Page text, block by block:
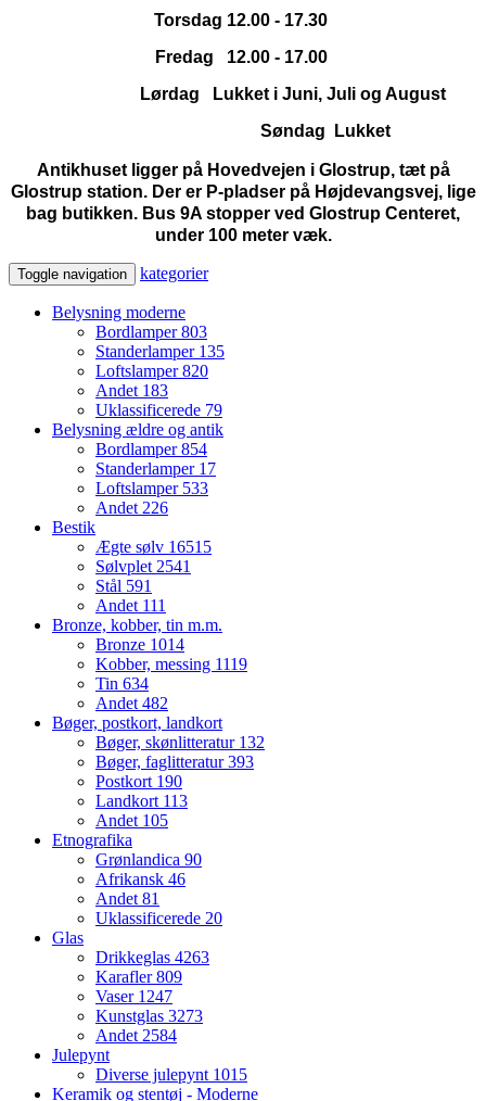
Torsdag 12.00 - 17.30
Fredag 12.00 - 17.00
Lørdag Lukket i Juni, Juli og August
Søndag Lukket
Antikhuset ligger på Hovedvejen i Glostrup, tæt på
Glostrup station. Der er P-pladser på Højdevangsvej, lige
bag butikken. Bus 9A stopper ved Glostrup Centeret,
under 100 meter væk.
Toggle navigation kategorier
Belysning moderne
Bordlamper803
Standerlamper 135
Loftslamper820
Andet 183
Uklassificerede 79
Belysning ældre og antik
Bordlamper854
Standerlamper 17
Loftslamper 533
Andet 226
Bestik
Ægte sølv 16515
Sølvplet 2541
Stål 591
Andet 111
Bronze, kobber, tin m.m.
Bronze 1014
Kobber, messing 1119
Tin 634
Andet 482
Bøger, postkort, landkort
Bøger, skønlitteratur 132
Bøger, faglitteratur393
Postkort 190
Landkort 113
Andet 105
Etnografika
Grønlandica 90
Afrikansk 46
Andet 81
Uklassificerede 20
Glas
Drikkeglas 4263
Karafler809
Vaser 1247
Kunstglas 3273
Andet 2584
Julepynt
Diverse julepynt 1015
Keramik og stentøj - Moderne